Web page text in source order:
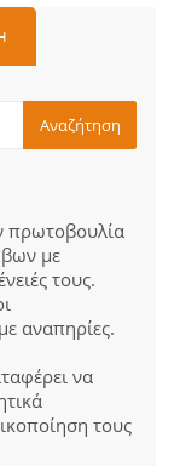
πρωτοβουλία
με
τους.
αναπηρίες.
να
τους